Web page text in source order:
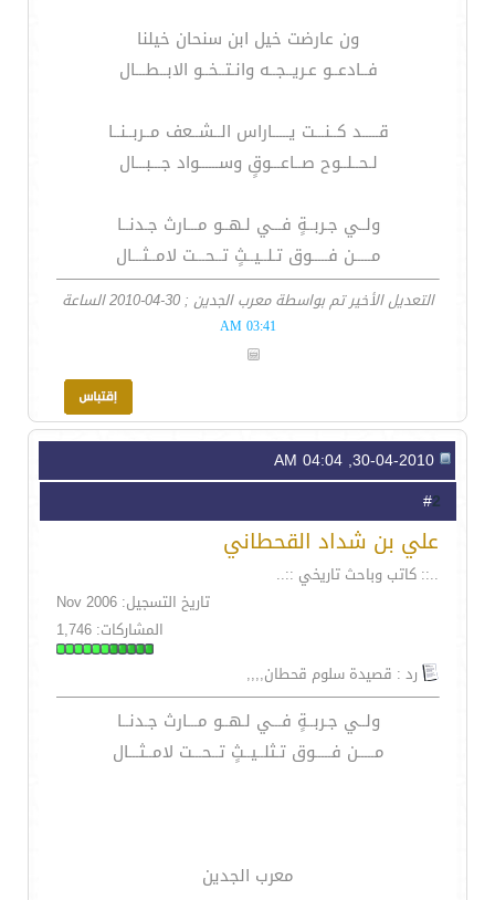
ون عارضت خيل ابن سنحان خيلنا
فــادعــو عـريــجــه وانـتــخــو الابــطـــال
قـــــد كــنـــت يـــــاراس الــشــعف مــربــنــا
لـحــلــوح صــاعـــوقٍ وســــــواد جـــبـــال
ولــي جـربــةٍ فـــي لـهــو مـــارث جـدنــا
مـــــن فـــــوق تـلــيــثٍ تــحـــت لامــثـــال
التعديل الأخير تم بواسطة معرب الجدين ; 30-04-2010 الساعة
03:41 AM
2
علي بن شداد القحطاني
..:: كاتب وباحث تاريخي ::..
تاريخ التسجيل: Nov 2006
المشاركات: 1,746
رد : قصيدة سلوم قحطان,,,,
ولــي جـربــةٍ فـــي لـهــو مـــارث جـدنــا
مـــــن فـــــوق تـثلــيــثٍ تــحـــت لامــثـــال
معرب الجدين